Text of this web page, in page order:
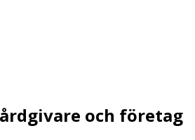
och företag